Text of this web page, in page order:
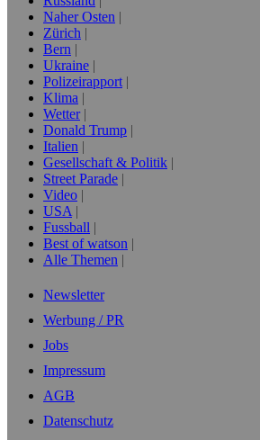
Naher Osten
Zürich
Bern
Ukraine
Polizeirapport
Klima
Wetter
Donald Trump
Italien
Gesellschaft & Politik
Street Parade
Video
USA
Fussball
Best of watson
Alle Themen
Newsletter
Werbung / PR
Jobs
Impressum
AGB
Datenschutz